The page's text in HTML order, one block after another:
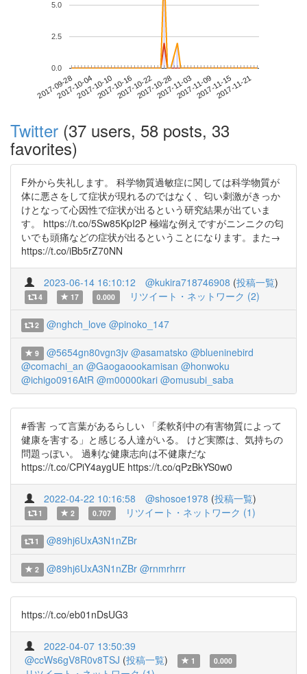
2017-09-282017-10-042017-10-102017-10-162017-10-222017-10-282017-11-032017-11-092017-11-152017-11-21
0.0
2.5
5.0
Twitter (37 users, 58 posts, 33
favorites)
F外から失礼します。 科学物質過敏症に関しては科学物質が
体に悪さをして症状が現れるのではなく、匂い刺激がきっか
けとなって心因性で症状が出るという研究結果が出ていま
す。 https://t.co/5Sw85KpI2P 極端な例えですがニンニクの匂
いでも頭痛などの症状が出るということになります。また→
https://t.co/iBb5rZ70NN
2023-06-14 16:10:12 @kukira718746908 (投稿一覧)
4 17 0.000 リツイート・ネットワーク (2)
2 @nghch_love @pinoko_147
9 @5654gn80vgn3jv @asamatsko @blueninebird
@comachi_an @Gaogaoookamisan @honwoku
@ichigo0916AtR @m00000kari @omusubi_saba
#香害 って言葉があるらしい 「柔軟剤中の有害物質によって
健康を害する」と感じる人達がいる。 けど実際は、気持ちの
問題っぽい。 過剰な健康志向は不健康だな
https://t.co/CPiY4aygUE https://t.co/qPzBkYS0w0
2022-04-22 10:16:58 @shosoe1978 (投稿一覧)
1 2 0.707 リツイート・ネットワーク (1)
1 @89hj6UxA3N1nZBr
2 @89hj6UxA3N1nZBr @rnmrhrrr
https://t.co/eb01nDsUG3
2022-04-07 13:50:39
@ccWs6gV8R0v8TSJ (投稿一覧) 1 0.000